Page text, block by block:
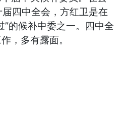
四中全会，方红卫是在
”的候补中委之一。四中全
，多有露面。